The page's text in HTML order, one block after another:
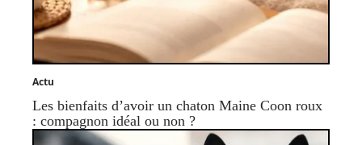
Actu
Les bienfaits d’avoir un chaton Maine Coon roux
: compagnon idéal ou non ?